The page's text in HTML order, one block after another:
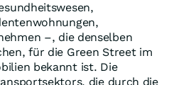
–, die denselben
für die Green Street im
bekannt ist. Die
die durch die